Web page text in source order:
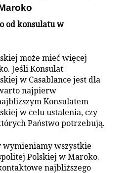
od konsulatu w
może mieć więcej
Jeśli Konsulat
w Casablance jest dla
najpierw
Konsulatem
w celu ustalenia, czy
Państwo potrzebują.
wymieniamy wszystkie
Polskiej w Maroko.
najbliższego